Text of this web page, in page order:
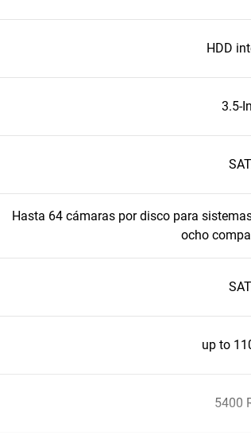
HDD
3.5-
Hasta 64 cámaras por disco para
ocho
up to
5400